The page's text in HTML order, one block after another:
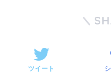
ツイート